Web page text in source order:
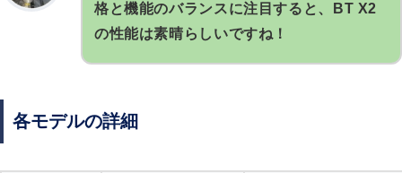
格と機能のバランスに注目すると、BT X2
の性能は素晴らしいですね！
各モデルの詳細